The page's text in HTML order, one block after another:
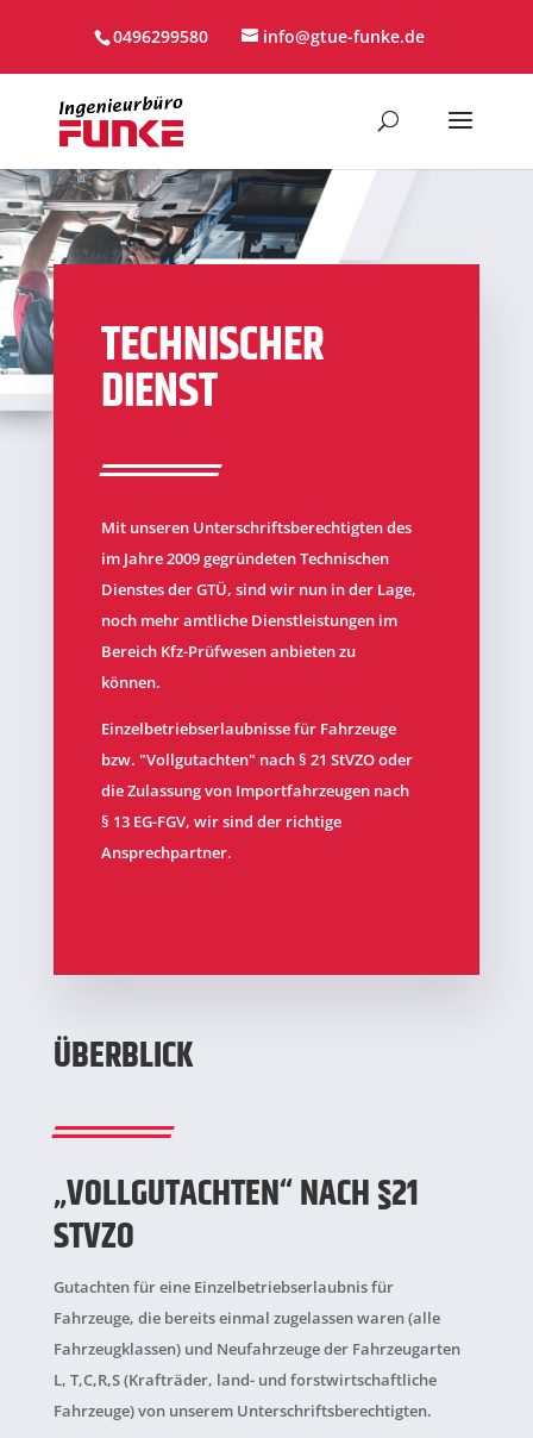
0496299580 info@gtue-funke.de
TECHNISCHER
DIENST
Mit unseren Unterschriftsberechtigten des
im Jahre 2009 gegründeten Technischen
Dienstes der GTÜ, sind wir nun in der Lage,
noch mehr amtliche Dienstleistungen im
Bereich Kfz-Prüfwesen anbieten zu
können.
Einzelbetriebserlaubnisse für Fahrzeuge
bzw. "Vollgutachten" nach § 21 StVZO oder
die Zulassung von Importfahrzeugen nach
§ 13 EG-FGV, wir sind der richtige
Ansprechpartner.
ÜBERBLICK
„VOLLGUTACHTEN“ NACH §21
STVZO
Gutachten für eine Einzelbetriebserlaubnis für
Fahrzeuge, die bereits einmal zugelassen waren (alle
Fahrzeugklassen) und Neufahrzeuge der Fahrzeugarten
L, T,C,R,S (Krafträder, land- und forstwirtschaftliche
Fahrzeuge) von unserem Unterschriftsberechtigten.